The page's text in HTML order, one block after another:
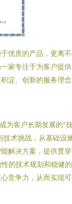
优质的产品，更离
家专注于为客户提
淀、创新的服务理
为客户长期发展的“
技术挑战，从基础设
解决方案，提供贯
的技术规划和稳健
竞争力，从而实现